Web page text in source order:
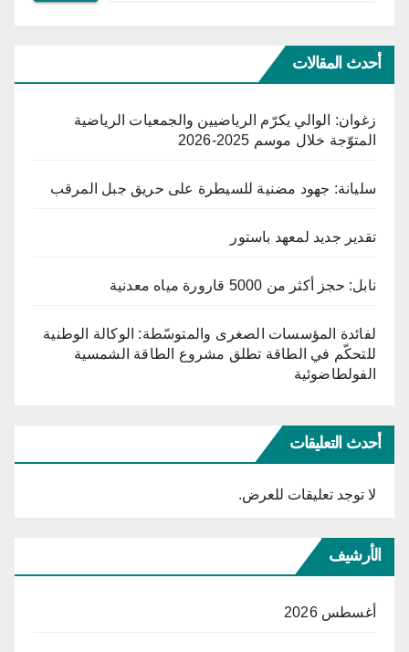
أحدث المقالات
زغوان: الوالي يكرّم الرياضيين والجمعيات الرياضية
المتوّجة خلال موسم 2025-2026
سليانة: جهود مضنية للسيطرة على حريق جبل المرقب
تقدير جديد لمعهد باستور
نابل: حجز أكثر من 5000 قارورة مياه معدنية
لفائدة المؤسسات الصغرى والمتوسّطة: الوكالة الوطنية
للتحكّم في الطاقة تطلق مشروع الطاقة الشمسية
الفولطاضوئية
أحدث التعليقات
لا توجد تعليقات للعرض.
الأرشيف
أغسطس 2026